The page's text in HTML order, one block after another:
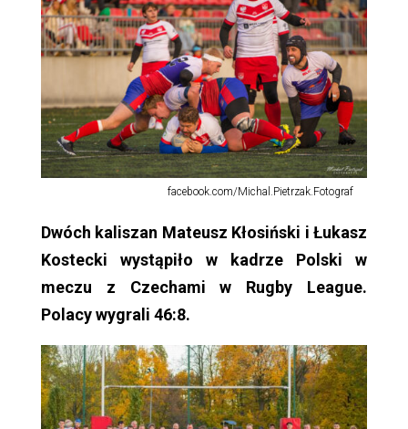
facebook.com/Michal.Pietrzak.Fotograf
Dwóch kaliszan Mateusz Kłosiński i Łukasz
Kostecki wystąpiło w kadrze Polski w
meczu z Czechami w Rugby League.
Polacy wygrali 46:8.